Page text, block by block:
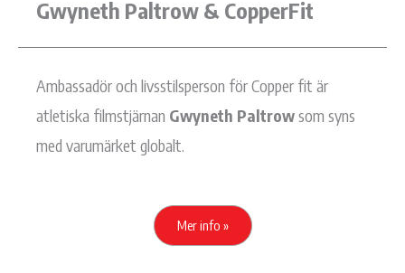
Gwyneth Paltrow & CopperFit
Ambassadör och livsstilsperson för Copper fit är
atletiska filmstjärnan Gwyneth Paltrowsom syns
med varumärket globalt.
Mer info »